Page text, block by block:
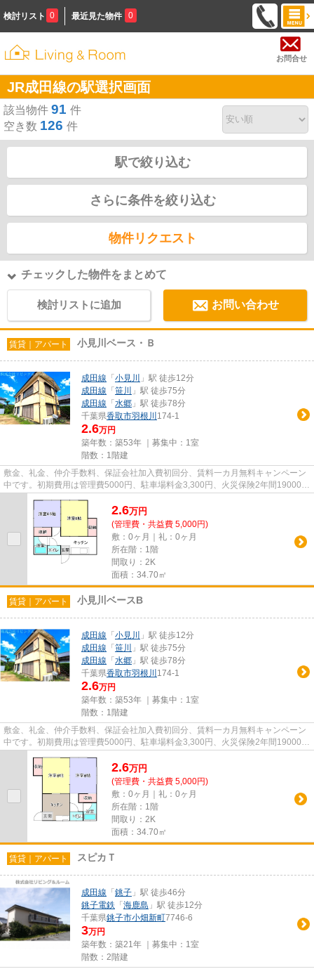
検討リスト 0 最近見た物件 0
お問合せ
JR成田線の駅選択画面
該当物件 91 件
空き数 126 件
駅で絞り込む
さらに条件を絞り込む
物件リクエスト
チェックした物件をまとめて
検討リストに追加 お問い合わせ
賃貸｜アパート 小見川ベース・Ｂ
成田線 「 小見川
」駅 徒歩12分
成田線 「 笹川
」駅 徒歩75分
成田線 「 水郷 」駅 徒歩78分
千葉県香取市羽根川 174-1
2.6万円
築年数：築53年 ｜募集中： 1室
階数：1階建
敷金、礼金、仲介手数料、保証会社加入費初回分、賃料一カ月無料キャンペーン
中です。初期費用は管理費5000円、駐車場料金3,300円、火災保険2年間19000円
2.6万円
(管理費・共益費 5,000円)
敷：0ヶ月｜礼：0ヶ月
所在階：1階
間取り：2K
面積：34.70㎡
賃貸｜アパート 小見川ベースB
成田線 「 小見川
」駅 徒歩12分
成田線 「 笹川
」駅 徒歩75分
成田線 「 水郷 」駅 徒歩78分
千葉県香取市羽根川 174-1
2.6万円
築年数：築53年 ｜募集中： 1室
階数：1階建
敷金、礼金、仲介手数料、保証会社加入費初回分、賃料一カ月無料キャンペーン
中です。初期費用は管理費5000円、駐車場料金3,300円、火災保険2年間19000円
2.6万円
(管理費・共益費 5,000円)
敷：0ヶ月｜礼：0ヶ月
所在階：1階
間取り：2K
面積：34.70㎡
賃貸｜アパート スピカＴ
成田線 「 銚子 」駅 徒歩46分
銚子電鉄 「 海鹿島 」駅 徒歩12分
千葉県銚子市小畑新町7746-6
3万円
築年数：築21年 ｜募集中： 1室
階数：2階建